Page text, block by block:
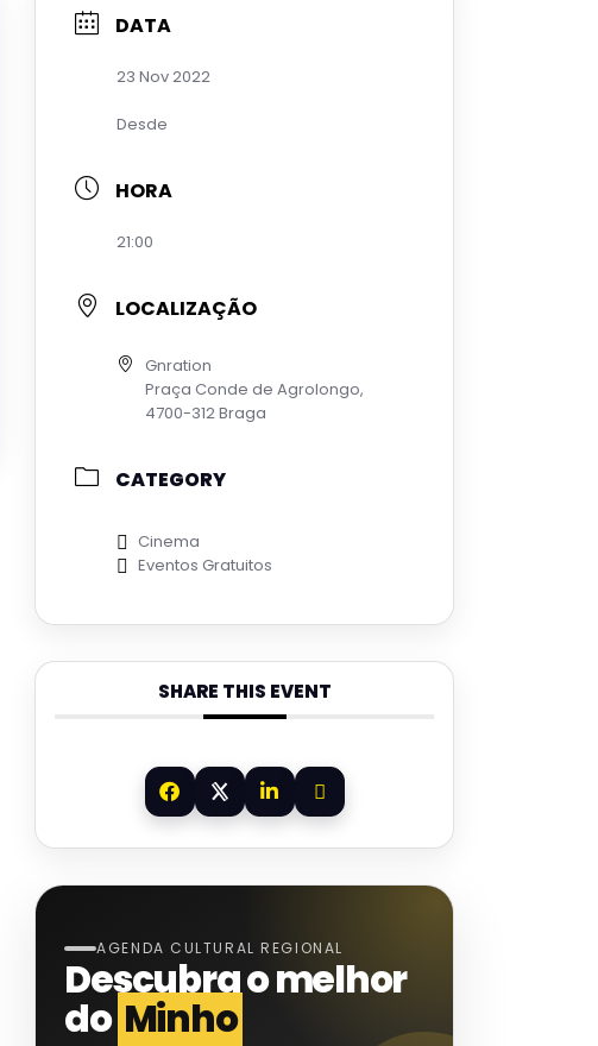
DATA
23 Nov 2022
Desde
HORA
21:00
LOCALIZAÇÃO
Gnration
Praça Conde de Agrolongo,
4700-312 Braga
CATEGORY
Cinema
Eventos Gratuitos
SHARE THIS EVENT
AGENDA CULTURAL REGIONAL
Descubra o melhor
do Minho